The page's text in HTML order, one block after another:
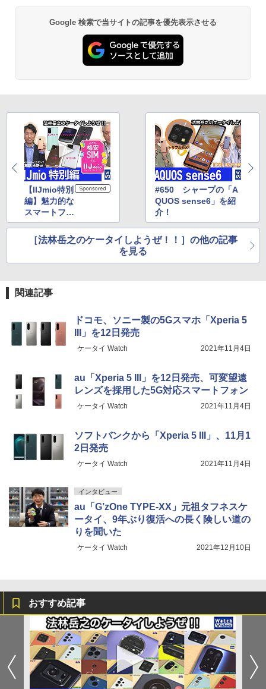
Google 検索で当サイトの記事を優先表示させる
【IIJmio特別
編】魅力的な
スマートフォ
ンを数多く揃
えるヒミツを
探る！
#650 シャープの「A
QUOS sense6」を紹
介！
［法林岳之のケータイしようぜ！！］の他の記事
を見る
関連記事
ドコモ、ソニー製の5Gスマホ「Xperia 5
III」を12日発売
ケータイ Watch 2021年11月4日
au「Xperia 5 III」を12日発売、可変望遠
レンズを採用した5G対応スマートフォン
ケータイ Watch 2021年11月4日
ソフトバンクから「Xperia 5 III」、11月1
2日発売
ケータイ Watch 2021年11月4日
インタビュー
au「G’zOne TYPE-XX」元祖タフネスケ
ータイ、9年ぶり復活への長く険しい道の
りを聞いた
ケータイ Watch 2021年12月10日
おすすめ記事